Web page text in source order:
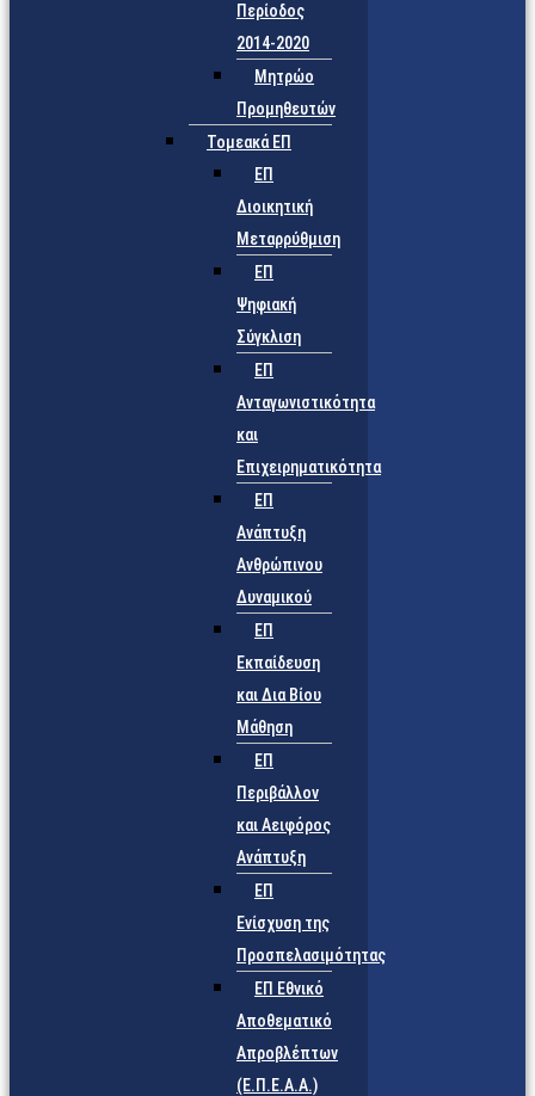
Περίοδος
2014-2020
Μητρώο
Προμηθευτών
Τομεακά ΕΠ
ΕΠ
Διοικητική
Μεταρρύθμιση
ΕΠ
Ψηφιακή
Σύγκλιση
ΕΠ
Ανταγωνιστικότητα
και
Επιχειρηματικότητα
ΕΠ
Ανάπτυξη
Ανθρώπινου
Δυναμικού
ΕΠ
Εκπαίδευση
και Δια Βίου
Μάθηση
ΕΠ
Περιβάλλον
και Αειφόρος
Ανάπτυξη
ΕΠ
Ενίσχυση της
Προσπελασιμότητας
ΕΠ Εθνικό
Αποθεματικό
Απροβλέπτων
(Ε.Π.Ε.Α.Α.)